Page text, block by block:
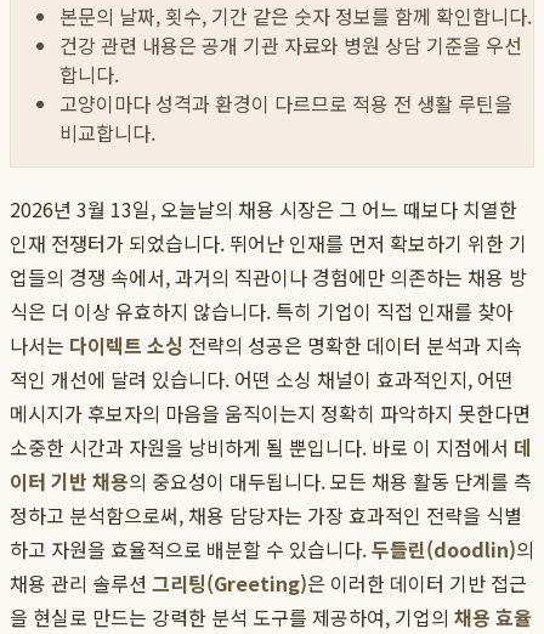
본문의 날짜, 횟수, 기간 같은 숫자 정보를 함께 확인합니다.
건강 관련 내용은 공개 기관 자료와 병원 상담 기준을 우선
합니다.
고양이마다 성격과 환경이 다르므로 적용 전 생활 루틴을
비교합니다.
2026년 3월 13일, 오늘날의 채용 시장은 그 어느 때보다 치열한
인재 전쟁터가 되었습니다. 뛰어난 인재를 먼저 확보하기 위한 기
업들의 경쟁 속에서, 과거의 직관이나 경험에만 의존하는 채용 방
식은 더 이상 유효하지 않습니다. 특히 기업이 직접 인재를 찾아
나서는 다이렉트 소싱 전략의 성공은 명확한 데이터 분석과 지속
적인 개선에 달려 있습니다. 어떤 소싱 채널이 효과적인지, 어떤
메시지가 후보자의 마음을 움직이는지 정확히 파악하지 못한다면
소중한 시간과 자원을 낭비하게 될 뿐입니다. 바로 이 지점에서 데
이터 기반 채용의 중요성이 대두됩니다. 모든 채용 활동 단계를 측
정하고 분석함으로써, 채용 담당자는 가장 효과적인 전략을 식별
하고 자원을 효율적으로 배분할 수 있습니다.두들린(doodlin)의
채용 관리 솔루션 그리팅(Greeting)은 이러한 데이터 기반 접근
을 현실로 만드는 강력한 분석 도구를 제공하여, 기업의 채용 효율